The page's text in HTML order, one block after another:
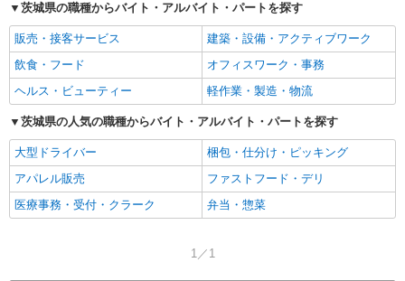
茨城県の職種からバイト・アルバイト・パートを探す
販売・接客サービス
建築・設備・アクティブワーク
飲食・フード
オフィスワーク・事務
ヘルス・ビューティー
軽作業・製造・物流
茨城県の人気の職種からバイト・アルバイト・パートを探す
大型ドライバー
梱包・仕分け・ピッキング
アパレル販売
ファストフード・デリ
医療事務・受付・クラーク
弁当・惣菜
1／1